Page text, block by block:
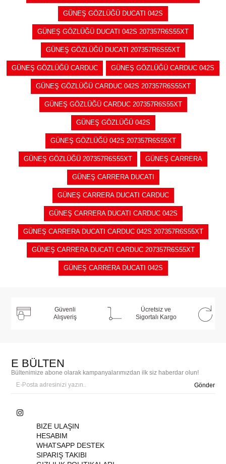
GÜNEŞ GÖZLÜĞÜ DUCATI 042S
GÜNEŞ GÖZLÜĞÜ DUCATI 042S 207357R6S55XT
GÜNEŞ GÖZLÜĞÜ DUCATI 207357R6S55XT
GÜNEŞ GÖZLÜĞÜ CARDUC GÜNEŞ GÖZLÜĞÜ CARDUC 042S
GÜNEŞ GÖZLÜĞÜ CARDUC 042S 207357R6S55XT
GÜNEŞ GÖZLÜĞÜ CARDUC 207357R6S55XT
GÜNEŞ GÖZLÜĞÜ 042S
GÜNEŞ GÖZLÜĞÜ 042S 207357R6S55XT
GÜNEŞ GÖZLÜĞÜ 207357R6S55XT GÜNEŞ CARRERA
GÜNEŞ CARRERA DUCATI
GÜNEŞ CARRERA DUCATI CARDUC
GÜNEŞ CARRERA DUCATI CARDUC 042S
GÜNEŞ CARRERA DUCATI CARDUC 042S 207357R6S55XT
GÜNEŞ CARRERA DUCATI CARDUC 207357R6S55XT
GÜNEŞ CARRERA DUCATI 042S
Güvenli
Alışveriş
Ücretsiz ve
Sigortalı Kargo
E BÜLTEN
Bültenimize abone olarak kampanyalarımızdan ilk siz haberdar olun!
Gönder
BIZE ULAŞIN
HESABIM
WHATSAPP DESTEK
SIPARIŞ TAKIBI